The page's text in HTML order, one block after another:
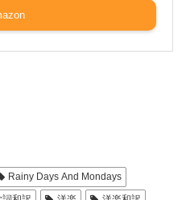
Rainy Days And Mondays